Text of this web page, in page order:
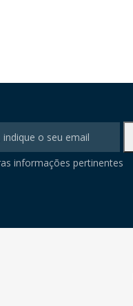
informações pertinentes